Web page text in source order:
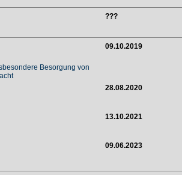
???
Besorgung von
09.10.2019
28.08.2020
13.10.2021
09.06.2023